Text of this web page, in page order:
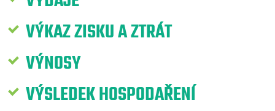
VÝKAZ ZISKU A ZTRÁT
VÝNOSY
VÝSLEDEK HOSPODAŘENÍ